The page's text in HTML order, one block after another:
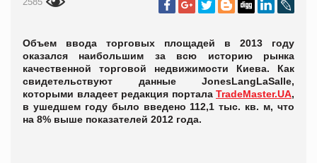
Объем ввода торговых площадей в 2013 году
оказался наибольшим за всю историю рынка
качественной торговой недвижимости Киева. Как
свидетельствуют данные JonesLangLaSalle,
которыми владеет редакция портала TradeMaster.UA,
в ушедшем году было введено 112,1 тыс. кв. м, что
на 8% выше показателей 2012 года.